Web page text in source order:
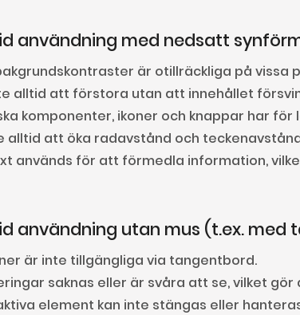
användning med nedsatt
är otillräckliga på vissa
alltid att förstora utan att innehållet
komponenter, ikoner och knappar har
alltid att öka radavstånd och
används för att förmedla information,
användning utan mus (t.ex. med
är inte tillgängliga via tangentbord.
saknas eller är svåra att se, vilket
element kan inte stängas eller